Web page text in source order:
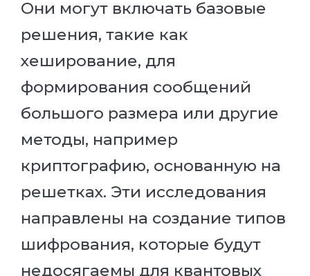
Они могут включать базовые
решения, такие как
хеширование, для
формирования сообщений
большого размера или другие
методы, например
криптографию, основанную на
решетках. Эти исследования
направлены на создание типов
шифрования, которые будут
недосягаемы для квантовых